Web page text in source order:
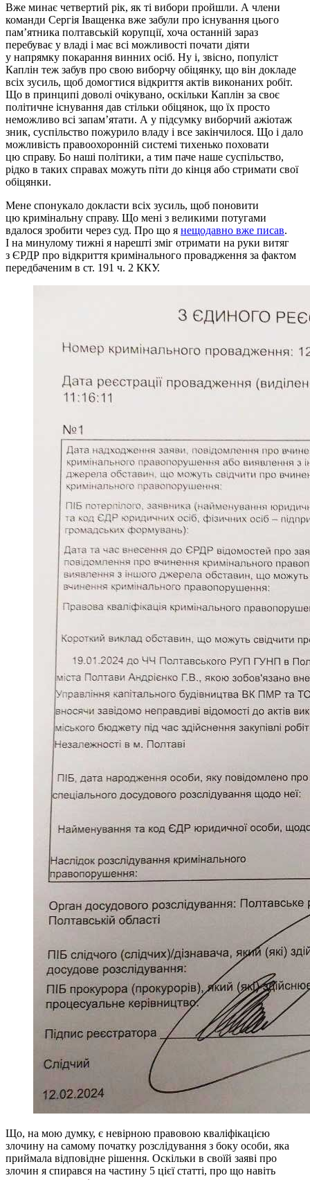
Вже минає четвертий рік, як ті вибори пройшли. А члени
команди Сергія Іващенка вже забули про існування цього
пам’ятника полтавській корупції, хоча останній зараз
перебуває у владі і має всі можливості почати діяти
у напрямку покарання винних осіб. Ну і, звісно, популіст
Каплін теж забув про свою виборчу обіцянку, що він докладе
всіх зусиль, щоб домогтися відкриття актів виконаних робіт.
Що в принципі доволі очікувано, оскільки Каплін за своє
політичне існування дав стільки обіцянок, що їх просто
неможливо всі запам’ятати. А у підсумку виборчий ажіотаж
зник, суспільство пожурило владу і все закінчилося. Що і дало
можливість правоохоронній системі тихенько поховати
цю справу. Бо наші політики, а тим паче наше суспільство,
рідко в таких справах можуть піти до кінця або стримати свої
обіцянки.
Мене спонукало докласти всіх зусиль, щоб поновити
цю кримінальну справу. Що мені з великими потугами
вдалося зробити через суд. Про що я нещодавно вже писав.
І на минулому тижні я нарешті зміг отримати на руки витяг
з ЄРДР про відкриття кримінального провадження за фактом
передбаченим в ст. 191 ч. 2 ККУ.
Що, на мою думку, є невірною правовою кваліфікацією
злочину на самому початку розслідування з боку особи, яка
приймала відповідне рішення. Оскільки в своїй заяві про
злочин я спирався на частину 5 цієї статті, про що навіть